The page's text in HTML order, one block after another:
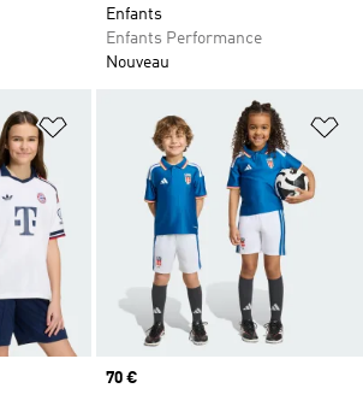
Enfants
Enfants Performance
Nouveau
Ajouter à la Liste de produits
Prix
70 €